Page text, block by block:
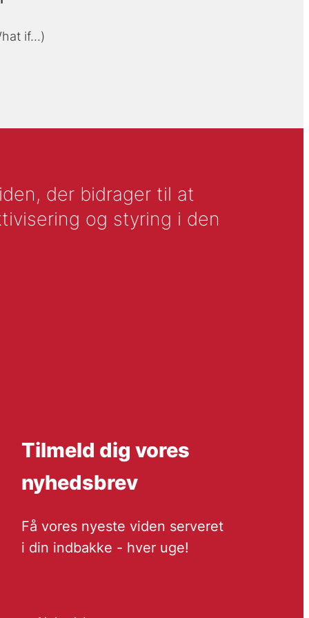
if...)
der bidrager til at
og styring i den
Tilmeld dig vores
nyhedsbrev
Få vores nyeste viden serveret
i din indbakke - hver uge!